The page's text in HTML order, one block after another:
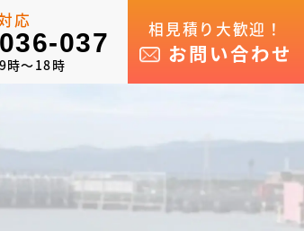
応
037
時～18時
相見積り大歓迎！
お問い合わせ